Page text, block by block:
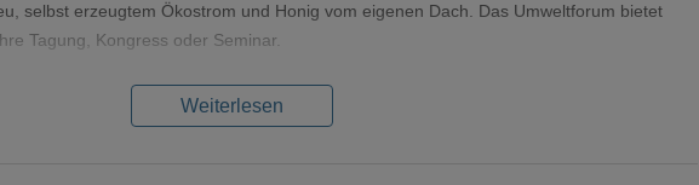
selbst erzeugtem Ökostrom und Honig vom eigenen Dach. Das Umweltforum bietet
Tagung, Kongress oder Seminar.
Weiterlesen